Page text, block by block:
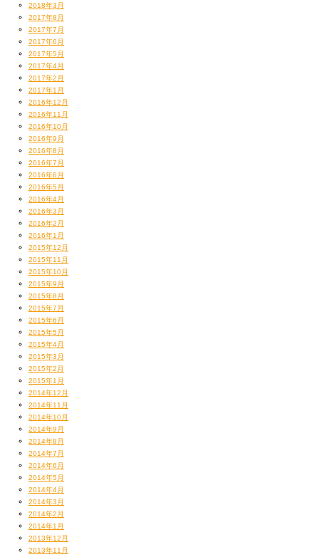
2018年3月
2017年8月
2017年7月
2017年6月
2017年5月
2017年4月
2017年2月
2017年1月
2016年12月
2016年11月
2016年10月
2016年9月
2016年8月
2016年7月
2016年6月
2016年5月
2016年4月
2016年3月
2016年2月
2016年1月
2015年12月
2015年11月
2015年10月
2015年9月
2015年8月
2015年7月
2015年6月
2015年5月
2015年4月
2015年3月
2015年2月
2015年1月
2014年12月
2014年11月
2014年10月
2014年9月
2014年8月
2014年7月
2014年6月
2014年5月
2014年4月
2014年3月
2014年2月
2014年1月
2013年12月
2013年11月